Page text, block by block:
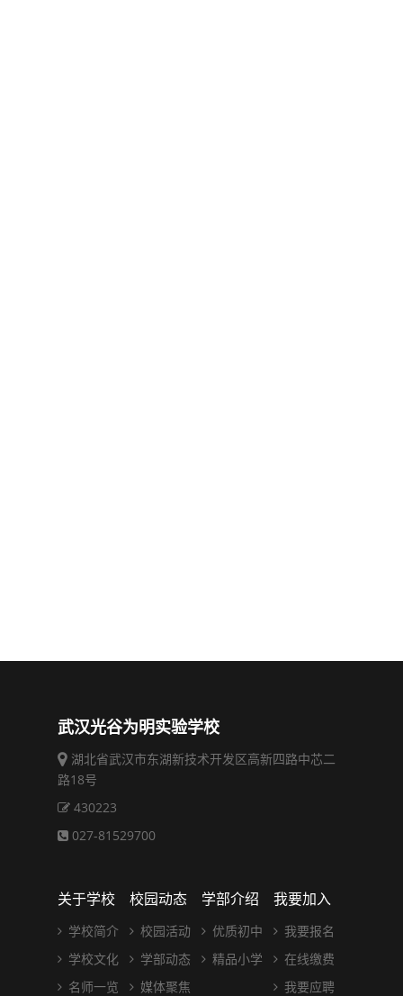
武汉光谷为明实验学校
湖北省武汉市东湖新技术开发区高新四路中芯二
路18号
430223
027-81529700
关于学校
学校简介
学校文化
名师一览
校园动态
校园活动
学部动态
媒体聚焦
学部介绍
优质初中
精品小学
我要加入
我要报名
在线缴费
我要应聘